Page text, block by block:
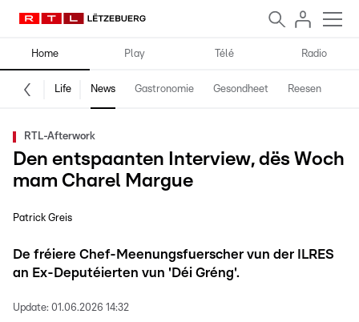
Home Play Télé Radio
Life News Gastronomie Gesondheet Reesen
RTL-Afterwork
Den entspaanten Interview, dës Woch
mam Charel Margue
Patrick Greis
De fréiere Chef-Meenungsfuerscher vun der ILRES
an Ex-Deputéierten vun 'Déi Gréng'.
Update: 01.06.2026 14:32